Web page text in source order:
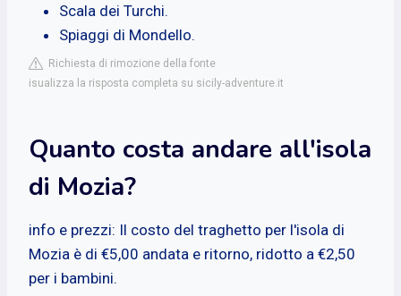
Scala dei Turchi.
Spiaggi di Mondello.
Richiesta di rimozione della fonte
isualizza la risposta completa su sicily-adventure.it
Quanto costa andare all'isola
di Mozia?
info e prezzi: Il costo del traghetto per l'isola di
Mozia è di €5,00 andata e ritorno, ridotto a €2,50
per i bambini.